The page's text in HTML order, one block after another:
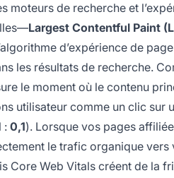
moteurs de recherche et
Largest Contentful Paint
d’expérience de
les résultats de recherche.
le moment où le contenu
utilisateur comme un clic sur
: 0,1). Lorsque vos pages
le trafic organique
Core Web Vitals créent de la